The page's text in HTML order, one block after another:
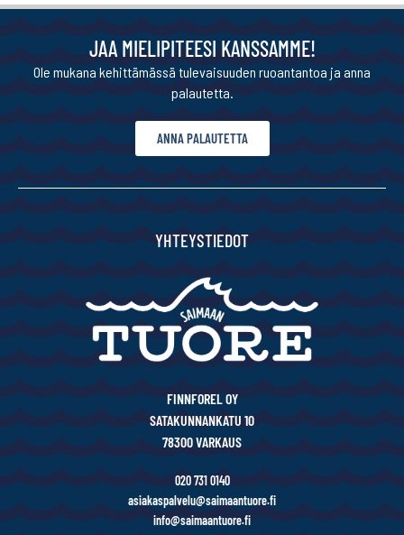
JAA MIELIPITEESI KANSSAMME!
Ole mukana kehittämässä tulevaisuuden ruoantantoa ja anna
palautetta.
ANNA PALAUTETTA
YHTEYSTIEDOT
FINNFOREL OY
SATAKUNNANKATU 10
78300 VARKAUS
020 731 0140
asiakaspalvelu@saimaantuore.fi
info@saimaantuore.fi